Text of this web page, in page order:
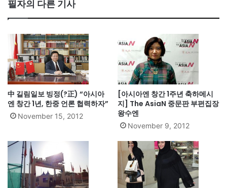
필자의 다른 기사
中 길림일보 빙정(?正) “아시아
엔 창간 1년, 한중 언론 협력하자”
November 15, 2012
[아시아엔 창간 1주년 축하메시
지] The AsiaN 중문판 부편집장
왕수엔
November 9, 2012